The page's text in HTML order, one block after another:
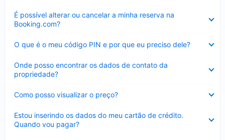
É possível alterar ou cancelar a minha reserva na
Booking.com?
Contraído
O que é o meu código PIN e por que eu preciso dele?
Onde posso encontrar os dados de contato da
propriedade?
Como posso visualizar o preço?
Estou inserindo os dados do meu cartão de crédito.
Quando vou pagar?